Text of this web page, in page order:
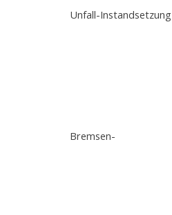
Unfall-Instandsetzung
Bremsen-